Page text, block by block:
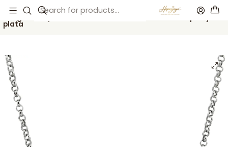
Inicio Catálogo
Gargantilla personalizada infinito con nombres en pareja
plata